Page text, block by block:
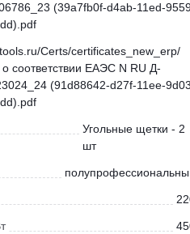
(39a7fb0f-d4ab-11ed-
Certs/certificates_new_erp/
соответствии ЕАЭС N RU Д-
(91d88642-d27f-11ee-
Угольные щетки - 2
шт